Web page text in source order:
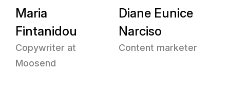
Maria
Fintanidou
Copywriter at
Moosend
Diane Eunice
Narciso
Content marketer